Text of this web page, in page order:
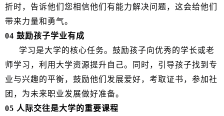
折时，告诉他们您相信他们有能力解决问题，这会给他们
带来力量和勇气。
04 鼓励孩子学业有成
学习是大学的核心任务。鼓励孩子向优秀的学长或老
师学习，利用大学资源提升自己。同时，引导孩子找到专
业与兴趣的平衡，鼓励他们发展爱好，考取证书，参加社
团，为未来职业发展做好准备。
05 人际交往是大学的重要课程